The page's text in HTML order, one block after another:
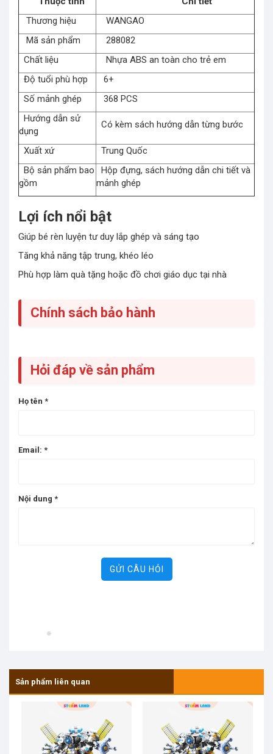
Thương hiệu
WANGAO
Mã sản phẩm
288082
Chất liệu
Nhựa ABS an toàn cho trẻ em
Độ tuổi phù hợp
6+
Số mảnh ghép
368 PCS
Hướng dẫn sử
dụng
Có kèm sách hướng dẫn từng bước
Xuất xứ
Trung Quốc
Bộ sản phẩm bao
gồm
Hộp đựng, sách hướng dẫn chi tiết và
mảnh ghép
Lợi ích nổi bật
Giúp bé rèn luyện tư duy lắp ghép và sáng tạo
Tăng khả năng tập trung, khéo léo
Phù hợp làm quà tặng hoặc đồ chơi giáo dục tại nhà
Chính sách bảo hành
Hỏi đáp về sản phẩm
Họ tên *
Email: *
Nội dung *
GỬI CÂU HỎI
Sản phẩm liên quan